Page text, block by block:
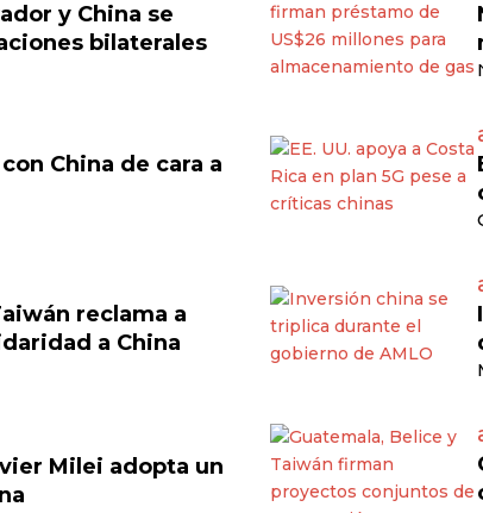
y China se
bilaterales
China de cara a
reclama a
a China
Milei adopta un